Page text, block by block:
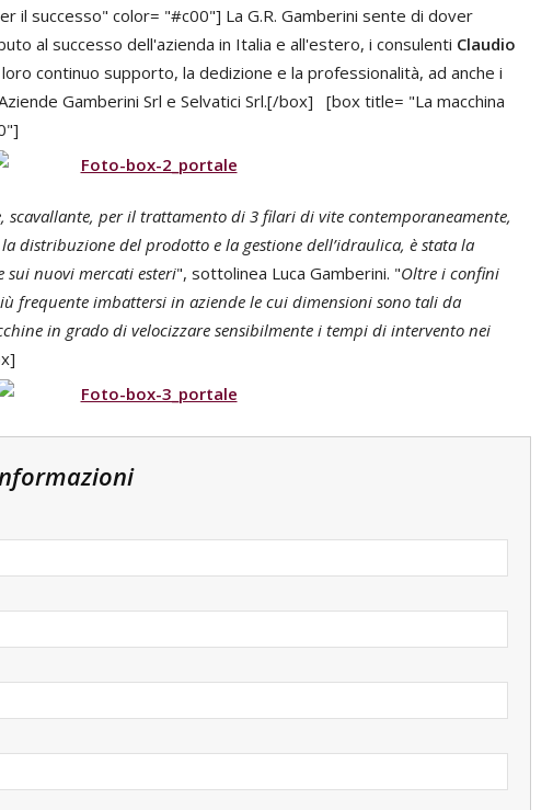
il successo" color= "#c00"] La G.R. Gamberini sente di dover
al successo dell'azienda in Italia e all'estero, i consulenti Claudio
continuo supporto, la dedizione e la professionalità, ad anche i
Gamberini Srl e Selvatici Srl.[/box] [box title= "La macchina
scavallante, per il trattamento di 3 filari di vite contemporaneamente,
distribuzione del prodotto e la gestione dell’idraulica, è stata la
sui nuovi mercati esteri", sottolinea Luca Gamberini. "Oltre i confini
frequente imbattersi in aziende le cui dimensioni sono tali da
in grado di velocizzare sensibilmente i tempi di intervento nei